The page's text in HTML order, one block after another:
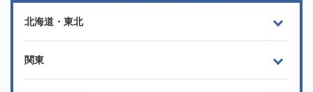
北海道・東北
関東